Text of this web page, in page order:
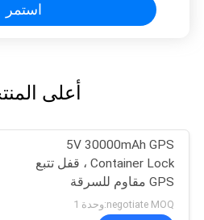
استمر
أعلى
5V 30000mAh GPS
Container Lock ، قفل تتبع
GPS مقاوم للسرقة
negotiate MOQ:وحدة 1